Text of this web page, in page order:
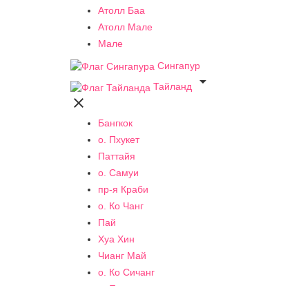
Атолл Баа
Атолл Мале
Мале
Сингапур
Тайланд


Бангкок
о. Пхукет
Паттайя
о. Самуи
пр-я Краби
о. Ко Чанг
Пай
Хуа Хин
Чианг Май
о. Ко Сичанг